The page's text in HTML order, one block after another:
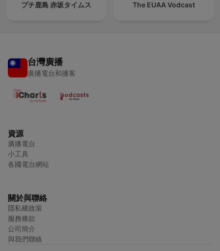
プチ鹿島 赤坂タイムス The EUAA Vodcast
台灣廣播
廣播電台和播客
資源
廣播電台
小工具
各國電台網站
關於與聯絡
隱私權政策
服務條款
公司簡介
與我們聯絡